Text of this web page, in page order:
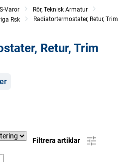
Varor
Rör, Teknisk Armatur
Rsk
Radiatortermostater, Retur, Trim
Retur, Trim
Filtrera artiklar